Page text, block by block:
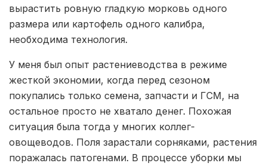
вырастить ровную гладкую морковь одного
размера или картофель одного калибра,
необходима технология.
У меня был опыт растениеводства в режиме
жесткой экономии, когда перед сезоном
покупались только семена, запчасти и ГСМ, на
остальное просто не хватало денег. Похожая
ситуация была тогда у многих коллег-
овощеводов. Поля зарастали сорняками, растения
поражалась патогенами. В процессе уборки мы